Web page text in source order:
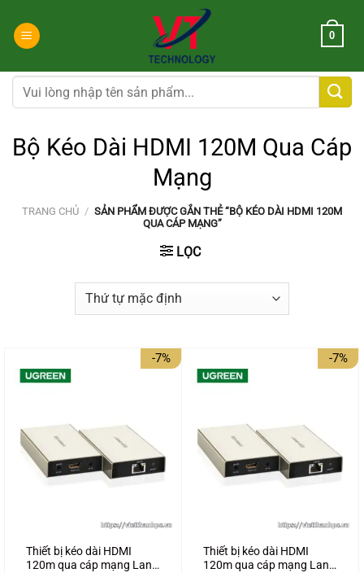
đến
dung
0
Tìm
kiếm:
Bộ Kéo Dài HDMI 120M Qua Cáp
Mạng
TRANG CHỦ / SẢN PHẨM ĐƯỢC GẮN THẺ “BỘ KÉO DÀI HDMI 120M
QUA CÁP MẠNG”
LỌC
-7%
Thiết bị kéo dài HDMI
120m qua cáp mạng Lan
-7%
Thiết bị kéo dài HDMI
120m qua cáp mạng Lan